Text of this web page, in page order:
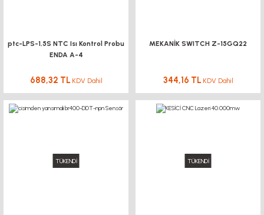
ptc-LPS-1,5S NTC Isı Kontrol Probu
ENDA A-4
688,32 TL KDV Dahil
MEKANİK SWITCH Z-15GQ22
344,16 TL KDV Dahil
TÜKENDİ TÜKENDİ